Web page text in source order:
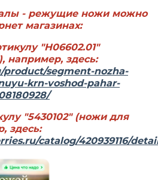
- режущие ножи можно
магазинах:
"H06602.01"
например, здесь:
segment-nozha-
krn-voshod-pahar-
"5430102" (ножи для
здесь:
catalog/420939116/